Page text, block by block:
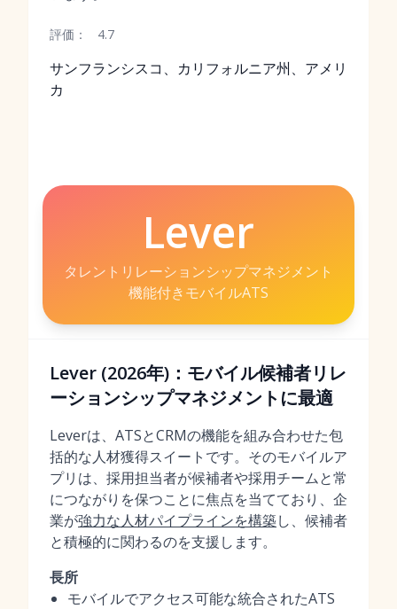
評価： 4.7
サンフランシスコ、カリフォルニア州、アメリ
カ
Lever
タレントリレーションシップマネジメント
機能付きモバイルATS
Lever (2026年)：モバイル候補者リレ
ーションシップマネジメントに最適
Leverは、ATSとCRMの機能を組み合わせた包
括的な人材獲得スイートです。そのモバイルア
プリは、採用担当者が候補者や採用チームと常
につながりを保つことに焦点を当てており、企
業が強力な人材パイプラインを構築し、候補者
と積極的に関わるのを支援します。
長所
モバイルでアクセス可能な統合されたATS